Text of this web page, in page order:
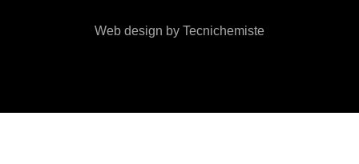
Web design by Tecnichemiste